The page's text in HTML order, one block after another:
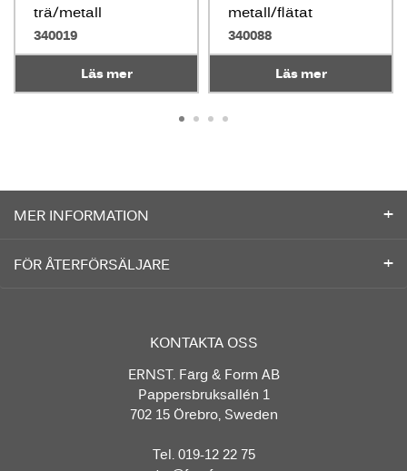
trä/metall
340019
Läs mer
metall/flätat
handtag
340088
Läs mer
MER INFORMATION
FÖR ÅTERFÖRSÄLJARE
KONTAKTA OSS
ERNST. Färg & Form AB
Pappersbruksallén 1
702 15 Örebro, Sweden
Tel. 019-12 22 75